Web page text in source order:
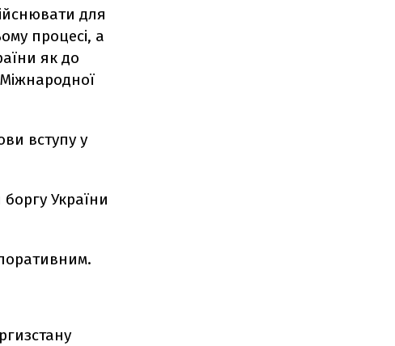
для
процесі, а
як до
вступу у
України